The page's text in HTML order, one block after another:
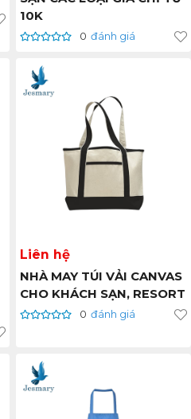
10K
0 đánh giá
Liên hệ
NHÀ MAY TÚI VẢI CANVAS
CHO KHÁCH SẠN, RESORT
0 đánh giá